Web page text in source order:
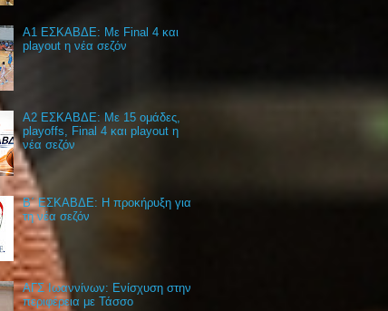
Α1 ΕΣΚΑΒΔΕ: Με Final 4 και
playout η νέα σεζόν
Α2 ΕΣΚΑΒΔΕ: Με 15 ομάδες,
playoffs, Final 4 και playout η
νέα σεζόν
Β΄ ΕΣΚΑΒΔΕ: Η προκήρυξη για
τη νέα σεζόν
ΑΓΣ Ιωαννίνων: Ενίσχυση στην
περιφέρεια με Τάσσο